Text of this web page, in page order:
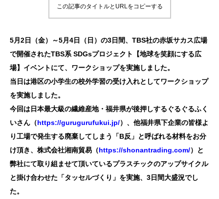
この記事のタイトルとURLをコピーする
5月2日（金）～5月4日（日）の3日間、TBS社の赤坂サカス広場
で開催されたTBS系 SDGsプロジェクト【地球を笑顔にする広
場】イベントにて、ワークショップを実施しました。
当日は港区の小学生の校外学習の受け入れとしてワークショップ
を実施しました。
今回は日本最大級の繊維産地・福井県が後押しするぐるぐるふく
いさん（https://gurugurufukui.jp/）、他福井県下企業の皆様よ
り工場で発生する廃棄してしまう「B反」と呼ばれる材料をお分
け頂き、株式会社湘南貿易（https://shonantrading.com/）と
弊社にて取り組ませて頂いているプラスチックのアップサイクル
と掛け合わせた「タッセルづくり」を実施、3日間大盛況でし
た。